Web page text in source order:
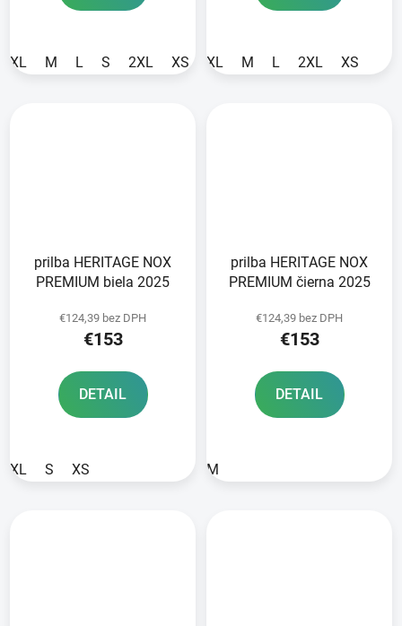
XL M L S 2XL XS XL M L 2XL XS
prilba HERITAGE NOX
PREMIUM biela 2025
€124,39 bez DPH
€153
DETAIL
XL S XS
prilba HERITAGE NOX
PREMIUM čierna 2025
€124,39 bez DPH
€153
DETAIL
M